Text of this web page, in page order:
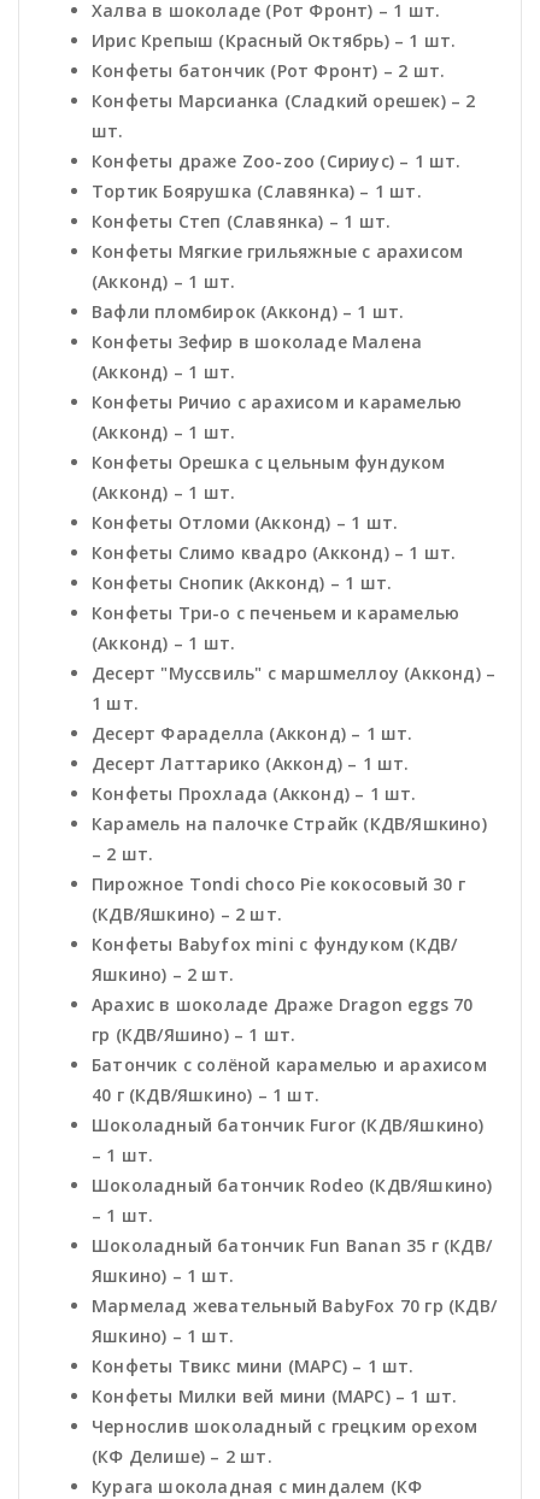
Халва в шоколаде (Рот Фронт) – 1 шт.
Ирис Крепыш (Красный Октябрь) – 1 шт.
Конфеты батончик (Рот Фронт) – 2 шт.
Конфеты Марсианка (Сладкий орешек) – 2
шт.
Конфеты драже Zoo-zoo (Сириус) – 1 шт.
Тортик Боярушка (Славянка) – 1 шт.
Конфеты Степ (Славянка) – 1 шт.
Конфеты Мягкие грильяжные с арахисом
(Акконд) – 1 шт.
Вафли пломбирок (Акконд) – 1 шт.
Конфеты Зефир в шоколаде Малена
(Акконд) – 1 шт.
Конфеты Ричио с арахисом и карамелью
(Акконд) – 1 шт.
Конфеты Орешка с цельным фундуком
(Акконд) – 1 шт.
Конфеты Отломи (Акконд) – 1 шт.
Конфеты Слимо квадро (Акконд) – 1 шт.
Конфеты Снопик (Акконд) – 1 шт.
Конфеты Три-о с печеньем и карамелью
(Акконд) – 1 шт.
Десерт "Муссвиль" с маршмеллоу (Акконд) –
1 шт.
Десерт Фараделла (Акконд) – 1 шт.
Десерт Латтарико (Акконд) – 1 шт.
Конфеты Прохлада (Акконд) – 1 шт.
Карамель на палочке Страйк (КДВ/Яшкино)
– 2 шт.
Пирожное Tondi choco Pie кокосовый 30 г
(КДВ/Яшкино) – 2 шт.
Конфеты Babyfox mini с фундуком (КДВ/
Яшкино) – 2 шт.
Арахис в шоколаде Драже Dragon eggs 70
гр (КДВ/Яшино) – 1 шт.
Батончик с солёной карамелью и арахисом
40 г (КДВ/Яшкино) – 1 шт.
Шоколадный батончик Furor (КДВ/Яшкино)
– 1 шт.
Шоколадный батончик Rodeo (КДВ/Яшкино)
– 1 шт.
Шоколадный батончик Fun Banan 35 г (КДВ/
Яшкино) – 1 шт.
Мармелад жевательный BabyFox 70 гр (КДВ/
Яшкино) – 1 шт.
Конфеты Твикс мини (МАРС) – 1 шт.
Конфеты Милки вей мини (МАРС) – 1 шт.
Чернослив шоколадный с грецким орехом
(КФ Делише) – 2 шт.
Курага шоколадная с миндалем (КФ